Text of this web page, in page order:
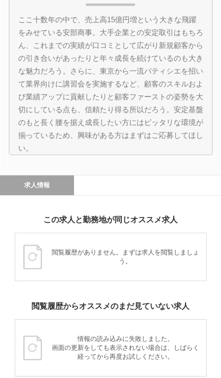
ここ十数年の中で、売上高15億円増という大きな飛躍
をみせている安部商事。大手企業との安定取引はもちろ
ん、これまでの実績が口コミとして広がり新規顧客から
の引き合いがあったりと年々成長を続けているのも大き
な魅力だろう。さらに、東京から一流パティシエを招い
て業界向けに講習会を実施するなど、顧客のスキルおよ
び業績アップに貢献したりと顧客ファーストの姿勢を大
切にしている点も、信頼たり得る所以だろう。安定基盤
のもと長く腰を据え成長したい方にはピッタリな環境が
揃っているため、興味がある方はまずはご応募してほし
い。
求人情報
この求人と勤務地が同じオススメ求人
閲覧履歴がありません。まずは求人を閲覧しましょ
う。
閲覧履歴からオススメのまだ見ていない求人
情報の読み込みに失敗しました。
画面の更新をしても表示されない場合は、しばらく
経ってから再度お試しください。